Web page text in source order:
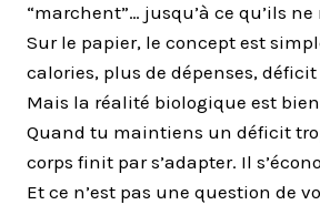
“marchent”… jusqu’à ce qu’ils
Sur le papier, le concept est
calories, plus de dépenses,
Mais la réalité biologique est
Quand tu maintiens un déficit
corps finit par s’adapter. Il
Et ce n’est pas une question de